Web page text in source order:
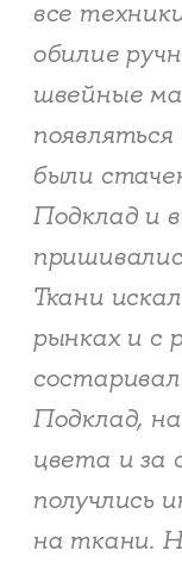
все
обилие
швейные
были
Подклад и
Ткани
рынках и с
Подклад,
цвета и за
получлись
на ткани.